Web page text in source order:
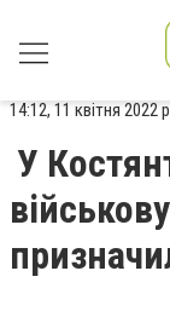
14:12, 11 квітня 2022
У